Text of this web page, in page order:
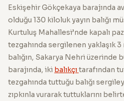
Eskişehir Gökçekaya barajında
olduğu 130 kiloluk yayın balığı
Kurtuluş Mahallesi’nde kapalı
tezgahında sergilenen yaklaşık
balığın, Sakarya Nehri üzerinde
barajında, iki balıkçıtarafından
tezgahında tuttuğu balığı
zıpkınla vurarak tuttuklarını